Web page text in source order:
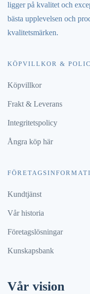
ligger på kvalitet och
bästa upplevelsen och
kvalitetsmärken.
KÖPVILLKOR &
Köpvillkor
Frakt & Leverans
Integritetspolicy
Ångra köp här
Kundtjänst
Vår historia
Företagslösningar
Kunskapsbank
Vår vision